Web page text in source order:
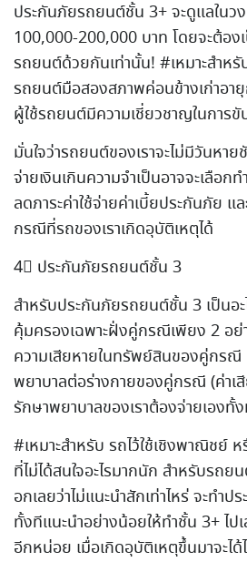
ประกันภัยรถยนต์ชั้น 3+ จะดูแลในว
100,000-200,000 บาท โดยจะต้อ
รถยนต์ด้วยกันเท่านั้น! #เหมาะสำห
รถยนต์มือสองสภาพค่อนข้างเก่าอา
ผู้ใช้รถยนต์มีความเชี่ยวชาญในการขั
มั่นใจว่ารถยนต์ของเราจะไม่มีวันหา
จ่ายเงินเกินความจำเป็นอาจจะเลือ
ลดภาระค่าใช้จ่ายค่าเบี้ยประกันภัย แ
กรณีที่รถของเราเกิดอุบัติเหตุได้
4⃣ ประกันภัยรถยนต์ชั้น 3
สำหรับประกันภัยรถยนต์ชั้น 3 เป็นอ
คุ้มครองเฉพาะฝั่งคู่กรณีเพียง 2 อย่
ความเสียหายในทรัพย์สินของคู่กรณี
พยาบาลต่อร่างกายของคู่กรณี (ค่าเสี
รักษาพยาบาลของเราต้องจ่ายเองทั้
#เหมาะสำหรับ รถไว้ใช้เชิงพาณิชย์
ที่ไม่ได้สนใจอะไรมากนัก สำหรับรถ
อกเลยว่าไม่แนะนำสักเท่าไหร่ จะทำ
ทั้งทีแนะนำอย่างน้อยให้ทำชั้น 3+ ไป
อีกหน่อย เมื่อเกิดอุบัติเหตุขึ้นมาจะได้